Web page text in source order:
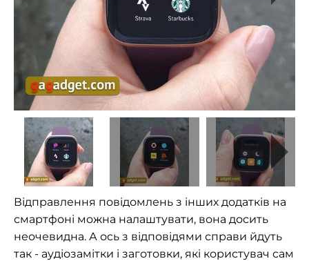
Відправлення повідомлень з інших додатків на
смартфоні можна налаштувати, вона досить
неочевидна. А ось з відповідями справи йдуть
так - аудіозамітки і заготовки, які користувач сам